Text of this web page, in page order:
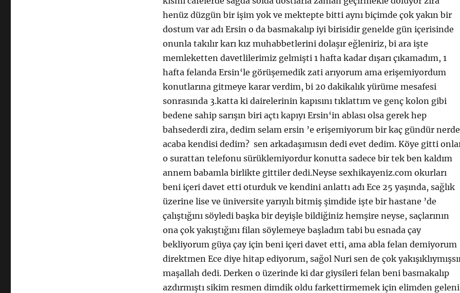
henüz düzgün bir işim yok ve mektepte bitti aynı biçimde çok yakın bir
dostum var adı Ersin o da basmakalıp iyi birisidir genelde gün içerisinde
onunla takılır karı kız muhabbetlerini dolaşır eğleniriz, bi ara işte
memleketten davetlilerimiz gelmişti 1 hafta kadar dışarı çıkamadım, 1
hafta felanda Ersin‘le görüşemedik zati arıyorum ama erişemiyordum
konutlarına gitmeye karar verdim, bi 20 dakikalık yürüme mesafesi
sonrasında 3.katta ki dairelerinin kapısını tıklattım ve genç kolon gibi
bedene sahip sarışın biri açtı kapıyı Ersin‘in ablası olsa gerek hep
bahsederdi zira, dedim selam ersin ’e erişemiyorum bir kaç gündür nerde
acaba kendisi dedim? sen arkadaşımısın dedi evet dedim. Köye gitti
o surattan telefonu sürüklemiyordur konutta sadece bir tek ben kaldım
annem babamla birlikte gittiler dedi.Neyse sexhikayeniz.com okurları
beni içeri davet etti oturduk ve kendini anlattı adı Ece 25 yaşında, sağlık
üzerine lise ve üniversite yarıyılı bitmiş şimdide işte bir hastane ’de
çalıştığını söyledi başka bir deyişle bildiğiniz hemşire neyse, saçlarının
ona çok yakıştığını filan söylemeye başladım tabi bu esnada çay
bekliyorum güya çay için beni içeri davet etti, ama abla felan demiyorum
direktmen Ece diye hitap ediyorum, sağol Nuri sen de çok
maşallah dedi. Derken o üzerinde ki dar giysileri felan beni basmakalıp
azdırmıştı sikim resmen dimdik oldu farkettirmemek için elimden geleni